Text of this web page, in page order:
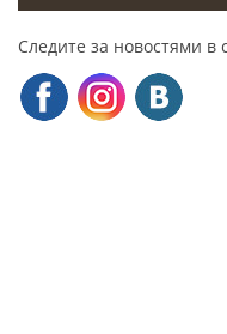
Следите за новостями в